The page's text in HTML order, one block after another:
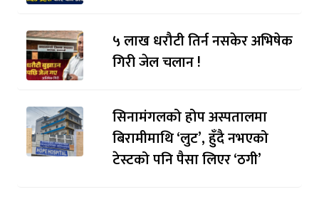
५ लाख धरौटी तिर्न नसकेर अभिषेक
गिरी जेल चलान !
सिनामंगलको होप अस्पतालमा
बिरामीमाथि ‘लुट’, हुँदै नभएको
टेस्टको पनि पैसा लिएर ‘ठगी’